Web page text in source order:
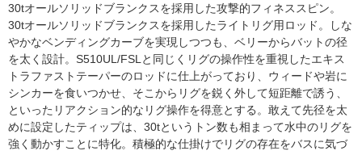
30tオールソリッドブランクスを採用した攻撃的フィネススピン。
30tオールソリッドブランクスを採用したライトリグ用ロッド。しな
かなベンディングカーブを実現しつつも、ベリーからバットの径
を太く設計。S510UL/FSLと同じくリグの操作性を重視したエキス
トラファストテーパーのロッドに仕上がっており、ウィードや岩に
シンカーを食いつかせ、そこからリグを鋭く外して短距離で誘う、
といったリアクション的なリグ操作を得意とする。敢えて先径を太
めに設定したティップは、30tというトン数も相まって水中のリグを
強く動かすことに特化。積極的な仕掛けでリグの存在をバスに気づ